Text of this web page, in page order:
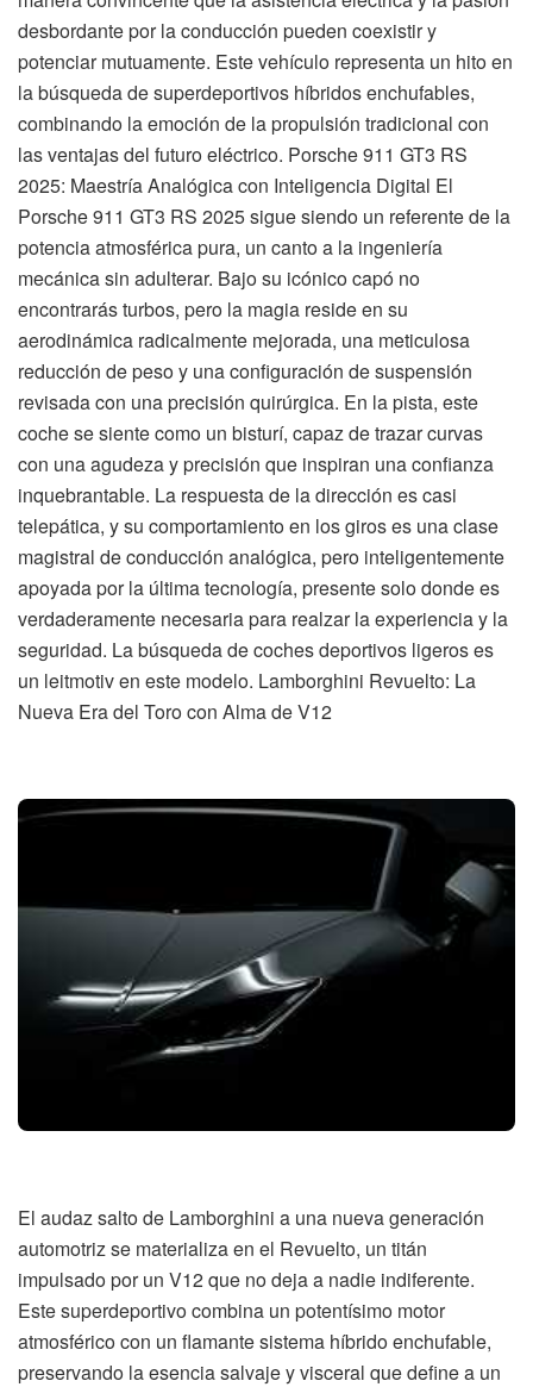
desbordante por la conducción pueden coexistir y
potenciar mutuamente. Este vehículo representa un hito en
la búsqueda de superdeportivos híbridos enchufables,
combinando la emoción de la propulsión tradicional con
las ventajas del futuro eléctrico. Porsche 911 GT3 RS
2025: Maestría Analógica con Inteligencia Digital El
Porsche 911 GT3 RS 2025 sigue siendo un referente de la
potencia atmosférica pura, un canto a la ingeniería
mecánica sin adulterar. Bajo su icónico capó no
encontrarás turbos, pero la magia reside en su
aerodinámica radicalmente mejorada, una meticulosa
reducción de peso y una configuración de suspensión
revisada con una precisión quirúrgica. En la pista, este
coche se siente como un bisturí, capaz de trazar curvas
con una agudeza y precisión que inspiran una confianza
inquebrantable. La respuesta de la dirección es casi
telepática, y su comportamiento en los giros es una clase
magistral de conducción analógica, pero inteligentemente
apoyada por la última tecnología, presente solo donde es
verdaderamente necesaria para realzar la experiencia y la
seguridad. La búsqueda de coches deportivos ligeros es
un leitmotiv en este modelo. Lamborghini Revuelto: La
Nueva Era del Toro con Alma de V12
El audaz salto de Lamborghini a una nueva generación
automotriz se materializa en el Revuelto, un titán
impulsado por un V12 que no deja a nadie indiferente.
Este superdeportivo combina un potentísimo motor
atmosférico con un flamante sistema híbrido enchufable,
preservando la esencia salvaje y visceral que define a un